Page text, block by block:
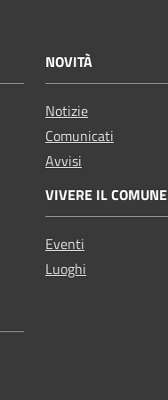
NOVITÀ
Notizie
Comunicati
Avvisi
VIVERE IL COMUNE
Eventi
Luoghi